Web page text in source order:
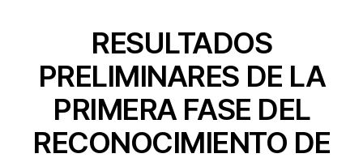
RESULTADOS
PRELIMINARES DE LA
PRIMERA FASE DEL
RECONOCIMIENTO DE